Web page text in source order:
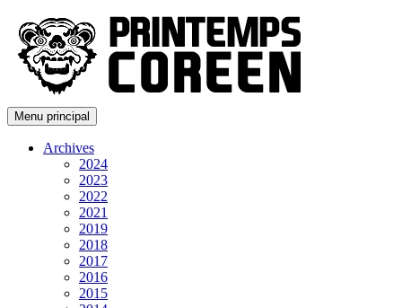
Menu principal
Archives
2024
2023
2022
2021
2019
2018
2017
2016
2015